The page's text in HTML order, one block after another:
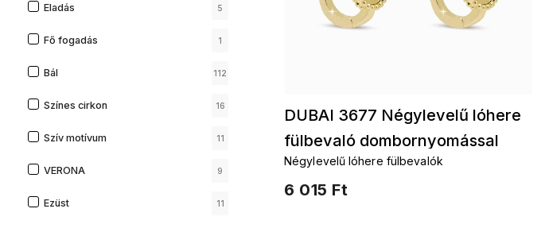
Eladás 5
Fő fogadás 1
Bál 112
Színes cirkon 16
Szív motívum 11
VERONA 9
Ezüst 11
DUBAI 3677 Négylevelű lóhere
fülbevaló dombornyomással
6 015 Ft
Négylevelű lóhere fülbevalók